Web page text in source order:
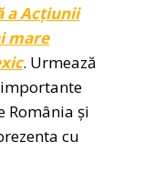
a Acțiunii
mare
. Urmează
România și
cu